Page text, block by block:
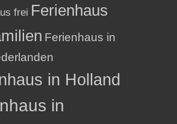
frei Ferienhaus
Ferienhaus in
in Holland
in